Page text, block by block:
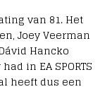
van 81. Het
Joey Veerman
Hancko
in EA SPORTS
heeft dus een